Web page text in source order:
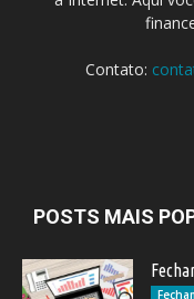
Contato:
POSTS MAIS